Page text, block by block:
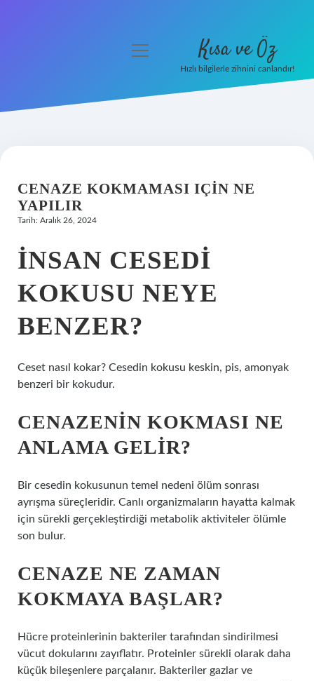
Hakkımızda
menüyü
Kısa ve Öz
Hızlı bilgilerle zihnini canlandır!
CENAZE KOKMAMASI IÇIN NE
YAPILIR
Tarih: Aralık 26, 2024
İNSAN CESEDI
KOKUSU NEYE
BENZER?
Ceset nasıl kokar? Cesedin kokusu keskin, pis, amonyak
benzeri bir kokudur.
CENAZENIN KOKMASI NE
ANLAMA GELIR?
Bir cesedin kokusunun temel nedeni ölüm sonrası
ayrışma süreçleridir. Canlı organizmaların hayatta kalmak
için sürekli gerçekleştirdiği metabolik aktiviteler ölümle
son bulur.
CENAZE NE ZAMAN
KOKMAYA BAŞLAR?
Hücre proteinlerinin bakteriler tarafından sindirilmesi
vücut dokularını zayıflatır. Proteinler sürekli olarak daha
küçük bileşenlere parçalanır. Bakteriler gazlar ve